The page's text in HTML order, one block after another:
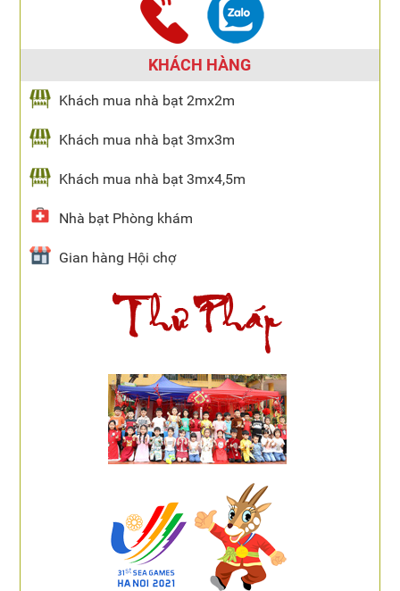
KHÁCH HÀNG
Khách mua nhà bạt 2mx2m
Khách mua nhà bạt 3mx3m
Khách mua nhà bạt 3mx4,5m
Nhà bạt Phòng khám
Gian hàng Hội chợ